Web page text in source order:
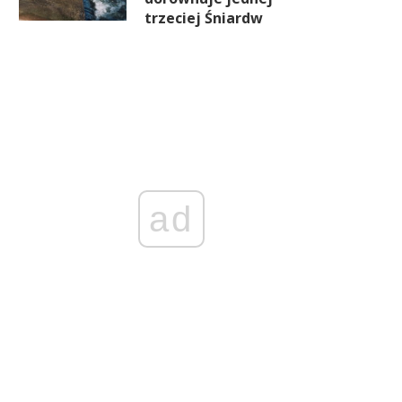
trzeciej Śniardw
ad